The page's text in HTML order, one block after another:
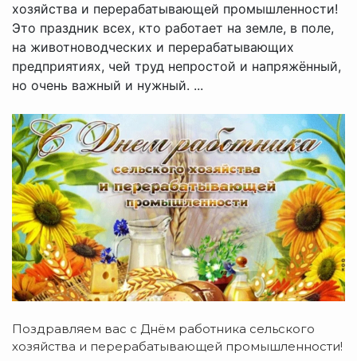
хозяйства и перерабатывающей промышленности!
Это праздник всех, кто работает на земле, в поле,
на животноводческих и перерабатывающих
предприятиях, чей труд непростой и напряжённый,
но очень важный и нужный. ...
Поздравляем вас с Днём работника сельского
хозяйства и перерабатывающей промышленности!